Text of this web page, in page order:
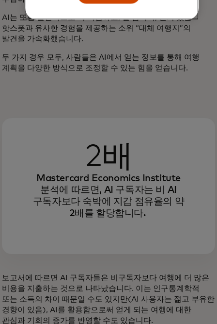
AI는 또한 일반적으로 더 저렴하고, 덜 붐비며, 인기 있는
핫스폿과 유사한 경험을 제공하는 소위 “대체 여행지”의
발견을 가속화했습니다.
두 가지 경우 모두, 사람들은 AI에서 얻는 정보를 통해 여행
계획을 다양한 방식으로 조정할 수 있는 힘을 얻습니다.
2배
Mastercard Economics Institute
분석에 따르면, AI 구독자는 비 AI
구독자보다 숙박에 지갑 점유율의 약
2배를 할당합니다.
보고서에 따르면 AI 구독자들은 비구독자보다 여행에 더 많은
비용을 지출하는 것으로 나타났습니다. 이는 인구통계학적
또는 소득의 차이 때문일 수도 있지만(AI 사용자는 젊고 부유한
경향이 있음), AI를 활용함으로써 얻게 되는 여행에 대한
관심과 기회의 증가를 반영할 수도 있습니다.